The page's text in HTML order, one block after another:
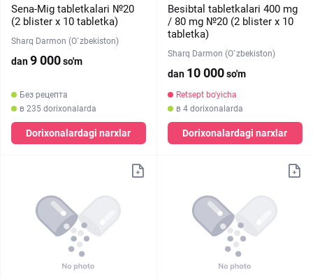
Sena-Mig tabletkalari №20
(2 blister х 10 tabletka)
Sharq Darmon (O`zbekiston)
dan9 000so'm
Без рецепта
в 235 dorixonalarda
Dorixonalardagi narxlar
Besibtal tabletkalari 400 mg
/ 80 mg №20 (2 blister х 10
tabletka)
Sharq Darmon (O`zbekiston)
dan 10 000so'm
Retsept bo'yicha
в 4 dorixonalarda
Dorixonalardagi narxlar